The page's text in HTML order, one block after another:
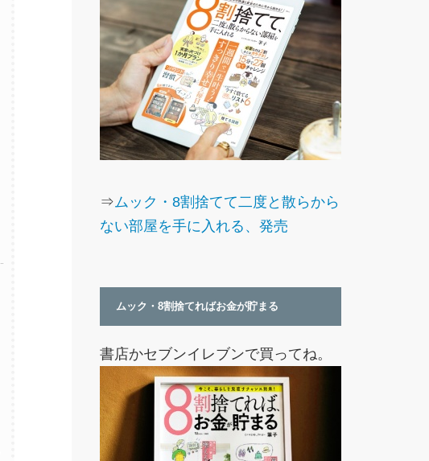
⇒ムック・8割捨てて二度と散らから
ない部屋を手に入れる、発売
ムック・8割捨てればお金が貯まる
書店かセブンイレブンで買ってね。